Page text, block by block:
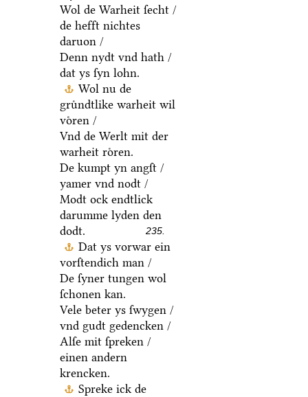
Wol de Warheit ſecht /
de hefft nichtes
daruon /
Denn nydt vnd hath /
dat ys ſyn lohn.
Wol nu de
gruͤndtlike warheit wil
voͤren /
Vnd de Werlt mit der
warheit roͤren.
De kumpt yn angſt /
yamer vnd nodt /
Modt ock endtlick
darumme lyden den
dodt.
235.
Dat ys vorwar ein
vorſtendich man /
De ſyner tungen wol
ſchonen kan.
Vele beter ys ſwygen /
vnd gudt gedencken /
Alſe mit ſpreken /
einen andern
krencken.
Spreke ick de